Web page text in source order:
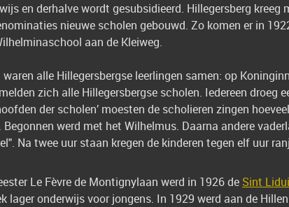
en derhalve wordt gesubsidieerd. Hillegersberg kreeg
nieuwe scholen gebouwd. Zo komen er in
aan de Kleiweg.
waren alle Hillegersbergse leerlingen samen: op
zich alle Hillegersbergse scholen. Iedereen droeg
der scholen’ moesten de scholieren zingen
werd met het Wilhelmus. Daarna andere
Na twee uur staan kregen de kinderen tegen elf uur
Le Fèvre de Montignylaan werd in 1926 de Sint
lager onderwijs voor jongens. In 1929 werd aan de